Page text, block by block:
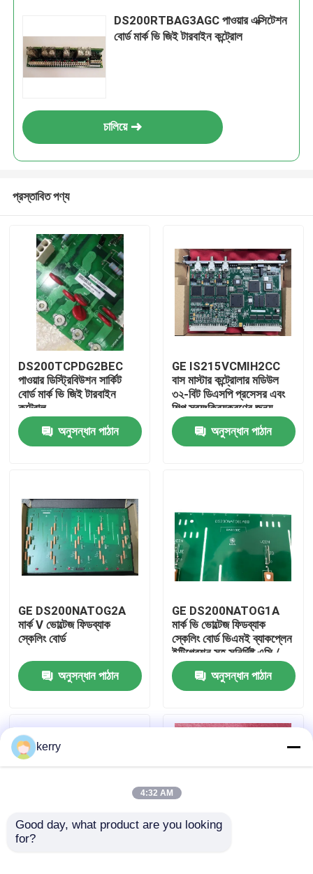
পণ্য
ভিডিও
কারখানা ভ্রমণ
মান নিয়ন্ত্রণ
আমাদের সাথে যোগাযোগ
উদ্ধৃতির জন্য আবেদন
DS200RTBAG3AGC পাওয়ার এক্সিটেশন
বোর্ড মার্ক ভি জিই টারবাইন কন্ট্রোল
চালিয়ে
প্রস্তাবিত পণ্য
DS200TCPDG2BEC
পাওয়ার ডিস্ট্রিবিউশন সার্কিট
বোর্ড মার্ক ভি জিই টারবাইন
কন্ট্রোল
অনুসন্ধান পাঠান
GE IS215VCMIH2CC
বাস মাস্টার কন্ট্রোলার মডিউল
৩২-বিট ডিএসপি প্রসেসর এবং
শিল্প স্বয়ংক্রিয়করণের জন্য
আইওনেট ইথারনেট পোর্ট সহ
অনুসন্ধান পাঠান
GE DS200NATOG2A
মার্ক V ভোল্টেজ ফিডব্যাক
স্কেলিং বোর্ড
অনুসন্ধান পাঠান
GE DS200NATOG1A
মার্ক ভি ভোল্টেজ ফিডব্যাক
স্কেলিং বোর্ড ভিএমই ব্যাকপ্লেন
ইন্টিগ্রেশন সহ সুনির্দিষ্ট এসি /
ডিসি ভোল্টেজ হ্রাসের জন্য
অনুসন্ধান পাঠান
kerry
4:32 AM
Good day, what product are you looking
for?